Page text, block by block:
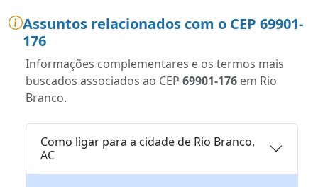
Assuntos relacionados com o CEP 69901-
176
Informações complementares e os termos mais
buscados associados ao CEP 69901-176 em Rio
Branco.
Como ligar para a cidade de Rio Branco,
AC